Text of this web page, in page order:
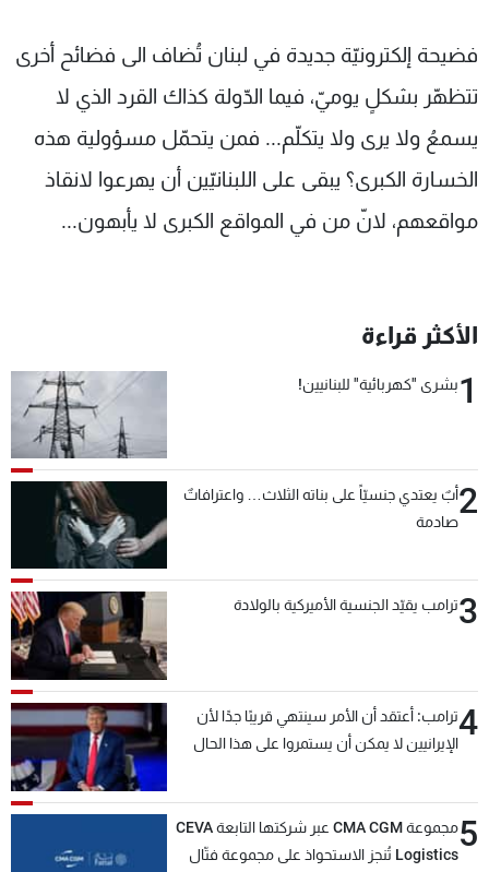
فضيحة إلكترونيّة جديدة في لبنان تُضاف الى فضائح أخرى
تتظهّر بشكلٍ يوميّ، فيما الدّولة كذاك القرد الذي لا
يسمعُ ولا يرى ولا يتكلّم... فمن يتحمّل مسؤولية هذه
الخسارة الكبرى؟ يبقى على اللبنانيّين أن يهرعوا لانقاذ
مواقعهم، لانّ من في المواقع الكبرى لا يأبهون...
الأكثر قراءة
1بشرى "كهربائية" للبنانيين!
2أبٌ يعتدي جنسيّاً على بناته الثلاث… واعترافاتٌ
صادمة
3ترامب يقيّد الجنسية الأميركية بالولادة
4ترامب: أعتقد أن الأمر سينتهي قريبًا جدًا لأن
الإيرانيين لا يمكن أن يستمروا على هذا الحال
5
مجموعة CMA CGM عبر شركتها التابعة CEVA
Logistics تُنجز الاستحواذ على مجموعة فتّال